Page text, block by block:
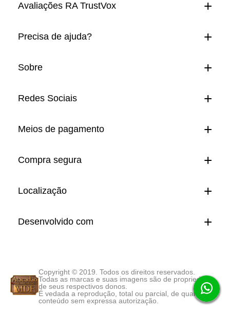
Avaliações RA TrustVox
Precisa de ajuda?
Sobre
Redes Sociais
Meios de pagamento
Compra segura
Localização
Desenvolvido com
Copyright © 2019. Todos os direitos reservados.
Todas as marcas e suas imagens são de propriedade
de seus respectivos donos.
É vedada a reprodução, total ou parcial, de qualquer
conteúdo sem expressa autorização.